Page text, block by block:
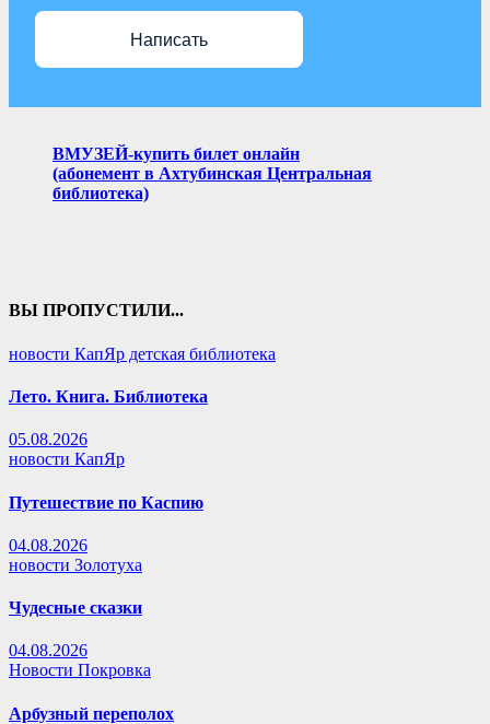
Написать
ВМУЗЕЙ-купить билет онлайн
(абонемент в Ахтубинская Центральная
библиотека)
ВЫ ПРОПУСТИЛИ...
новости КапЯр детская библиотека
Лето. Книга. Библиотека
05.08.2026
новости КапЯр
Путешествие по Каспию
04.08.2026
новости Золотуха
Чудесные сказки
04.08.2026
Новости Покровка
Арбузный переполох